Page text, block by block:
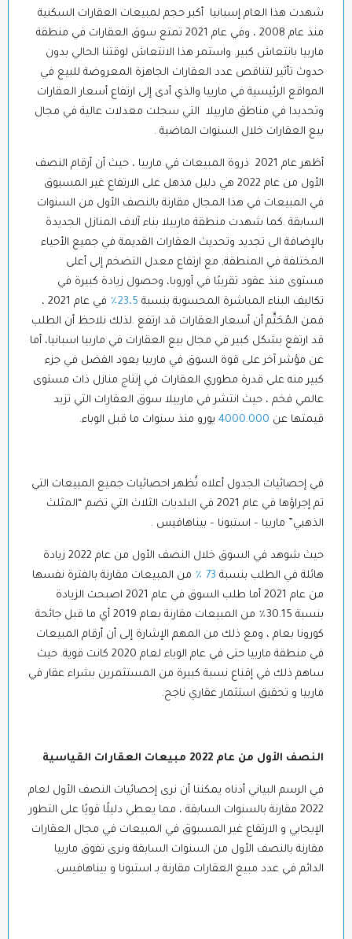
شهدت هذا العام إسبانيا أكبر حجم لمبيعات العقارات السكنية
منذ عام 2008 ، وفي عام 2021 تمتع سوق العقارات في منطقة
ماربيا بانتعاش كبير. واستمر هذا الانتعاش لوقتنا الحالي بدون
حدوث تأثير لتناقص عدد العقارات الجاهزة المعروضة للبيع في
المواقع الرئيسية في مارييا والذي أدى إلى ارتفاع أسعار العقارات
وتحديدا في مناطق ماربيلا التي سجلت معدلات عالية في مجال
بيع العقارات خلال السنوات الماضية .
أظهر عام 2021 ذروة المبيعات في ماربيا ، حيث أن أرقام النصف
الأول من عام 2022 هي دليل مذهل على الارتفاع غير المسبوق
في المبيعات في هذا المجال مقارنة بالنصف الأول من السنوات
السابقة .كما شهدت منطقة ماربيلا بناء آلاف المنازل الجديدة
بالإضافة الى تجديد وتحديث العقارات القديمة في جميع الأحياء
المختلفة في المنطقة, مع ارتفاع معدل التضخم إلى أعلى
مستوى منذ عقود تقريبًا في أوروبا، وحصول زيادة كبيرة في
تكاليف البناء المباشرة المحسوبة بنسبة 23،5٪
في عام 2021 ،
فمن المُحَتَّم أن أسعار العقارات قد ارتفع .لذلك نلاحظ أن الطلب
قد ارتفع بشكل كبير في مجال بيع العقارات في ماربيا اسبانيا، أما
عن مؤشر آخر على قوة السوق في ماربيا يعود الفضل في جزء
كبير منه على قدرة مطوري العقارات في إنتاج منازل ذات مستوى
عالمي فخم ، حيث انتشر في ماربيلا سوق العقارات التي تزيد
قيمتها عن 4000.000 يورو منذ سنوات ما قبل الوباء.
في إحصائيات الجدول أعلاه تُظهر احصائيات جميع المبيعات التي
تم إجراؤها في عام 2021 في البلديات الثلاث التي تضم “المثلث
الذهبي” ماربيا – استبونا – بيناهافيس .
حيث شوهد في السوق خلال النصف الأول من عام 2022 زيادة
هائلة في الطلب بنسبة 73 ٪
من المبيعات مقارنة بالفترة نفسها
من عام 2021 أما طلب السوق في عام 2021 اصبحت الزيادة
بنسبة 30.15٪ من المبيعات مقارنة بعام 2019 أي ما قبل جائحة
كورونا بعام ، ومع ذلك من المهم الإشارة إلى أن أرقام المبيعات
في منطقة ماربيا حتى في عام الوباء لعام 2020 كانت قوية. حيث
ساهم ذلك في إقناع نسبة كبيرة من المستثمرين بشراء عقار في
ماربيا و تحقيق استثمار عقاري ناجح.
النصف الأول من عام 2022 مبيعات العقارات القياسية
في الرسم البياني أدناه يمكننا أن نرى إحصائيات النصف الأول لعام
2022 مقارنة بالسنوات السابقة ، مما يعطي دليلًا قويًا على التطور
الإيجابي و الارتفاع غير المسبوق في المبيعات في مجال العقارات
مقارنة بالنصف الأول من السنوات السابقة ونرى تفوق ماربيا
الدائم في عدد مبيع العقارات مقارنة بـ استبونا و بيناهافيس.